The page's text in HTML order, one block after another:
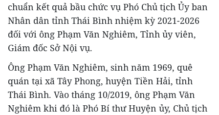
chuẩn kết quả bầu chức vụ Phó Chủ tịch Ủy ban
Nhân dân tỉnh Thái Bình nhiệm kỳ 2021-2026
đối với ông Phạm Văn Nghiêm, Tỉnh ủy viên,
Giám đốc Sở Nội vụ.
Ông Phạm Văn Nghiêm, sinh năm 1969, quê
quán tại xã Tây Phong, huyện Tiền Hải, tỉnh
Thái Bình. Vào tháng 10/2019, ông Phạm Văn
Nghiêm khi đó là Phó Bí thư Huyện ủy, Chủ tịch